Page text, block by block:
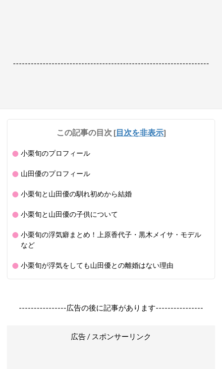
------------------------------------------------------------------
この記事の目次 [目次を非表示]
小栗旬のプロフィール
山田優のプロフィール
小栗旬と山田優の馴れ初めから結婚
小栗旬と山田優の子供について
小栗旬の浮気癖まとめ！上原香代子・黒木メイサ・モデル
など
小栗旬が浮気をしても山田優との離婚はない理由
----------------広告の後に記事があります----------------
広告 / スポンサーリンク